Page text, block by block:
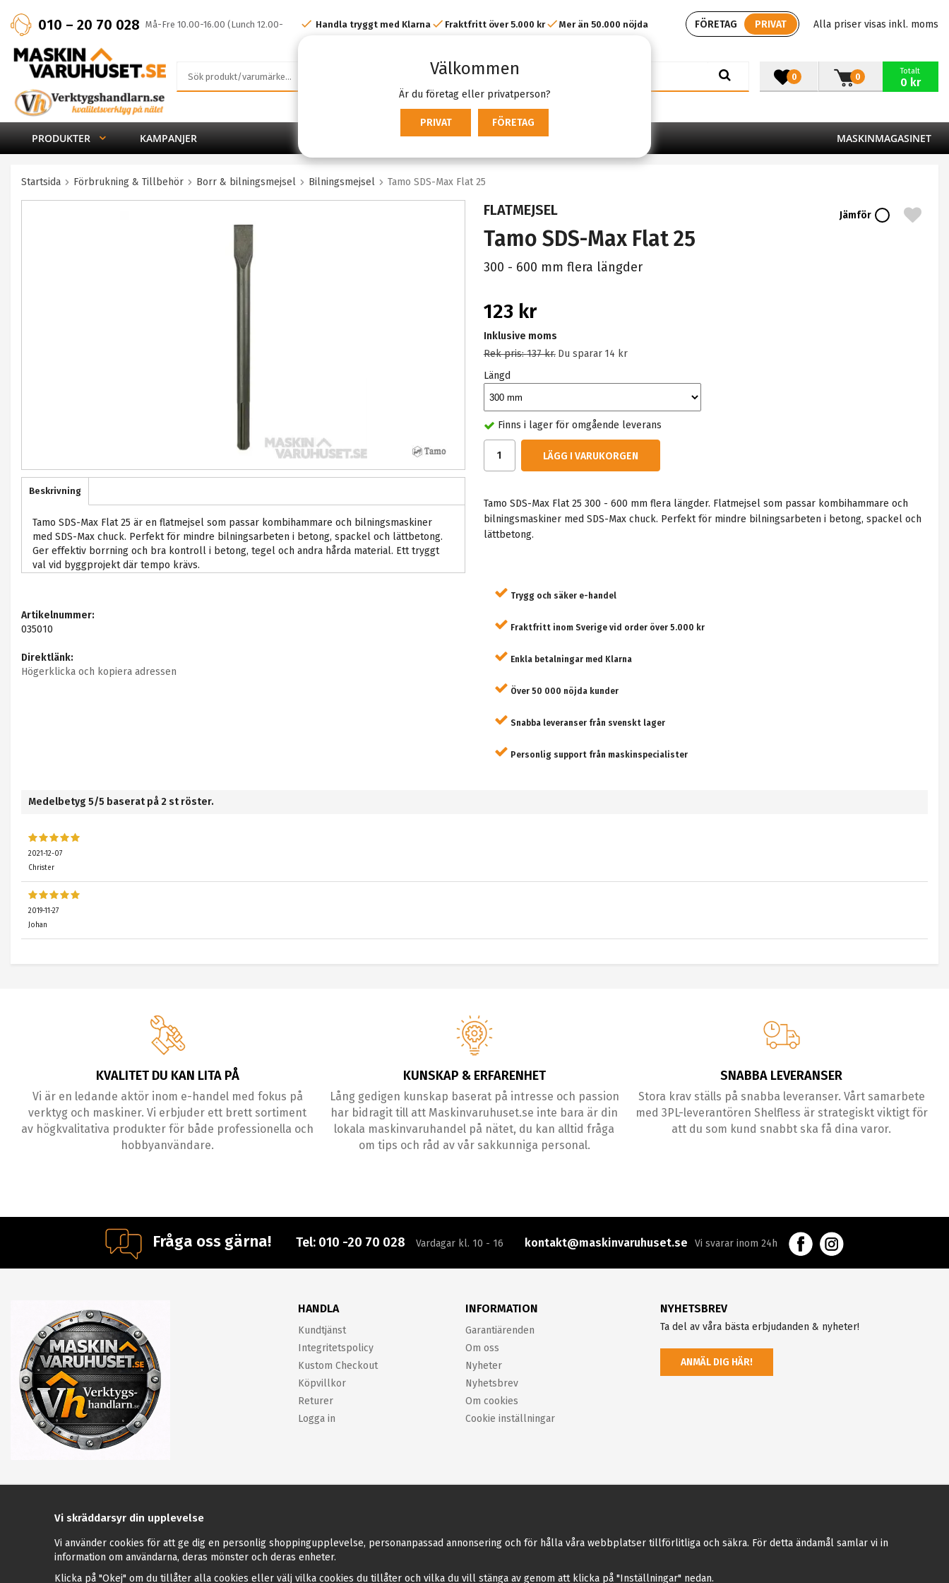
Välkommen
Är du företag eller privatperson?
PRIVAT FÖRETAG
010 – 20 70 028 Må-Fre 10.00-16.00 (Lunch 12.00-
13.00)
FÖRETAG PRIVAT Alla priser visas inkl. moms
Handla tryggt med Klarna Fraktfritt över 5.000 kr Mer än 50.000 nöjda
0
Totalt
0 kr
0
PRODUKTER KAMPANJER MASKINMAGASINET
Startsida Förbrukning & Tillbehör Borr & bilningsmejsel Bilningsmejsel Tamo SDS-Max Flat 25
FLATMEJSEL
Tamo SDS-Max Flat 25
300 - 600 mm flera längder
Jämför
123 kr
Inklusive moms
Rek pris:137 kr. Du sparar 14 kr
Längd
Finns i lager för omgående leverans
LÄGG I VARUKORGEN
Tamo SDS-Max Flat 25 300 - 600 mm flera längder. Flatmejsel som passar kombihammare och
bilningsmaskiner med SDS-Max chuck. Perfekt för mindre bilningsarbeten i betong, spackel och
lättbetong.
Trygg och säker e-handel
Fraktfritt inom Sverige vid order över 5.000 kr
Enkla betalningar med Klarna
Över 50 000 nöjda kunder
Snabba leveranser från svenskt lager
Personlig support från maskinspecialister
Beskrivning
Tamo SDS-Max Flat 25 är en flatmejsel som passar kombihammare och bilningsmaskiner
med SDS-Max chuck. Perfekt för mindre bilningsarbeten i betong, spackel och lättbetong.
Ger effektiv borrning och bra kontroll i betong, tegel och andra hårda material. Ett tryggt
val vid byggprojekt där tempo krävs.
Artikelnummer:
035010
Direktlänk:
Högerklicka och kopiera adressen
Medelbetyg 5/5 baserat på 2 st röster.
2021-12-07
Christer
2019-11-27
Johan
KVALITET DU KAN LITA PÅ
Vi är en ledande aktör inom e-handel med fokus på
verktyg och maskiner. Vi erbjuder ett brett sortiment
av högkvalitativa produkter för både professionella och
hobbyanvändare.
KUNSKAP & ERFARENHET
Lång gedigen kunskap baserat på intresse och passion
har bidragit till att Maskinvaruhuset.se inte bara är din
lokala maskinvaruhandel på nätet, du kan alltid fråga
om tips och råd av vår sakkunniga personal.
SNABBA LEVERANSER
Stora krav ställs på snabba leveranser. Vårt samarbete
med 3PL-leverantören Shelfless är strategiskt viktigt för
att du som kund snabbt ska få dina varor.
Fråga oss gärna! Tel: 010 -20 70 028 Vardagar kl. 10 - 16 kontakt@maskinvaruhuset.se Vi svarar inom 24h
HANDLA
Kundtjänst
Integritetspolicy
Kustom Checkout
Köpvillkor
Returer
Logga in
INFORMATION
Garantiärenden
Om oss
Nyheter
Nyhetsbrev
Om cookies
Cookie inställningar
NYHETSBREV
Ta del av våra bästa erbjudanden & nyheter!
ANMÄL DIG HÄR!
Vi skräddarsyr din upplevelse
Vi använder cookies för att ge dig en personlig shoppingupplevelse, personanpassad annonsering och för hålla våra webbplatser tillförlitliga och säkra. För detta ändamål samlar vi in
information om användarna, deras mönster och deras enheter.
Klicka på "Okej" om du tillåter alla cookies eller välj vilka cookies du tillåter och vilka du vill stänga av genom att klicka på "Inställningar" nedan.